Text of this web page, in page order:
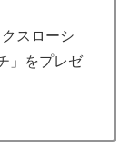
スローシ
」をプレゼ